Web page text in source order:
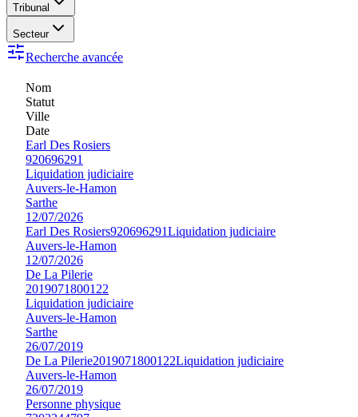
Tribunal
Secteur
Recherche avancée
Nom
Statut
Ville
Date
Earl Des Rosiers
920696291
Liquidation judiciaire
Auvers-le-Hamon
Sarthe
12/07/2026
Earl Des Rosiers920696291Liquidation judiciaire
Auvers-le-Hamon
12/07/2026
De La Pilerie
2019071800122
Liquidation judiciaire
Auvers-le-Hamon
Sarthe
26/07/2019
De La Pilerie2019071800122Liquidation judiciaire
Auvers-le-Hamon
26/07/2019
Personne physique